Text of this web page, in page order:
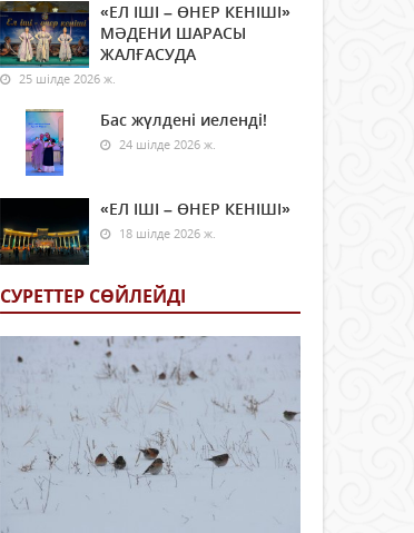
«ЕЛ ІШІ – ӨНЕР КЕНІШІ»
МӘДЕНИ ШАРАСЫ
ЖАЛҒАСУДА
25 шілде 2026 ж.
Бас жүлдені иеленді!
24 шілде 2026 ж.
«ЕЛ ІШІ – ӨНЕР КЕНІШІ»
18 шілде 2026 ж.
СУРЕТТЕР СӨЙЛЕЙДI